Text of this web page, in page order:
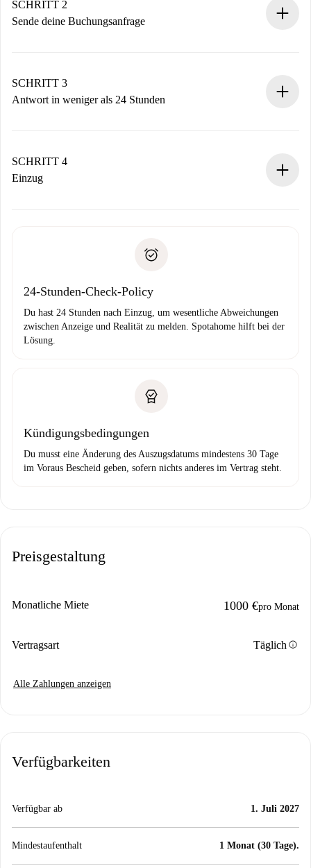
Du erhältst alle notwendigen Informationen im Voraus.
SCHRITT 2
Sende deine Buchungsanfrage
Denk daran, dass wir dich erst belasten, wenn der
Vermieter zustimmt.
SCHRITT 3
Antwort in weniger als 24 Stunden
stellen den Kontakt her.
Wenn der Vermieter ablehnen muss, entstehen keine
SCHRITT 4
Einzug
24-Stunden-Check-Policy
Du hast 24 Stunden nach Einzug, um wesentliche Abweichungen
zwischen Anzeige und Realität zu melden. Spotahome hilft bei der
Lösung.
Kündigungsbedingungen
Du musst eine Änderung des Auszugsdatums mindestens 30 Tage
im Voraus Bescheid geben, sofern nichts anderes im Vertrag steht.
Preisgestaltung
Monatliche Miete 1000 €pro Monat
Vertragsart Täglichinfo
Alle Zahlungen anzeigen
Verfügbarkeiten
Verfügbar ab 1. Juli 2027
Mindestaufenthalt 1 Monat (30 Tage).